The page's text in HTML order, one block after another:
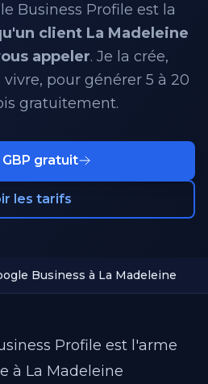
Business Profile est la
client La Madeleine
appeler. Je la crée,
pour générer 5 à 20
gratuitement.
gratuit
les tarifs
Business à La Madeleine
Profile est l'arme
à La Madeleine